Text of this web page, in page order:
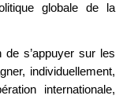
globale de la
de s’appuyer sur les
individuellement,
internationale,